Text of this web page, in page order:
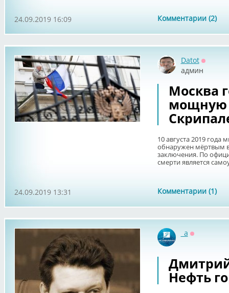
Комментарии (2)
24.09.2019 16:09
Datot
админ
Москва
мощную
10 августа 2019
обнаружен мёртвым
заключения. По
смерти является
Комментарии (1)
24.09.2019 13:31
_a
Нефть